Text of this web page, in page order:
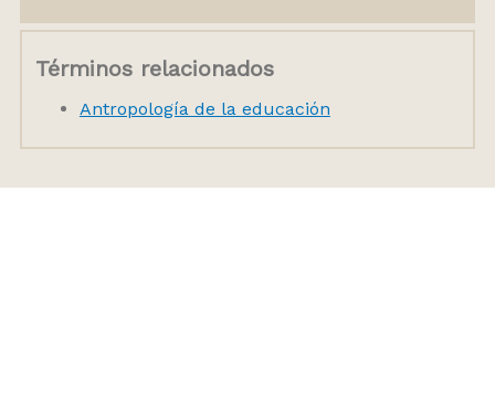
Términos relacionados
Antropología de la educación